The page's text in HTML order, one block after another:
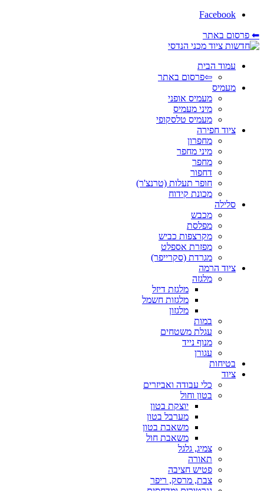
Facebook
⬅ פרסום באתר
עמוד הבית
⇦פרסום באתר
מעמיס
מעמיס אופני
מיני מעמיס
מעמיס טלסקופי
ציוד חפירה
מחפרון
מיני מחפר
מחפר
דחפור
חופר תעלות (טרנצ'ר)
מכונת קידוח
סלילה
מכבש
מפלסת
מקרצפות כביש
מפזרת אספלט
מגרדת (סקרייפר)
ציוד הרמה
מלגזה
מלגזת דיזל
מלגזות חשמל
מלגזון
במות
עגלת משטחים
מנוף נייד
עגורן
בטיחות
ציוד
כלי עבודה ואביזרים
בטון וחול
יוצקת בטון
מערבל בטון
משאבת בטון
משאבת חול
צמיג, גלגל
תאורה
פטיש חציבה
צבת, מרסק, ריפר